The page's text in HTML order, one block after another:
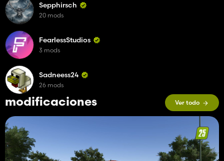
modificaciones Ver todo
Sepphirsch
20 mods
FearlessStudios
3 mods
Sadneess24
26 mods